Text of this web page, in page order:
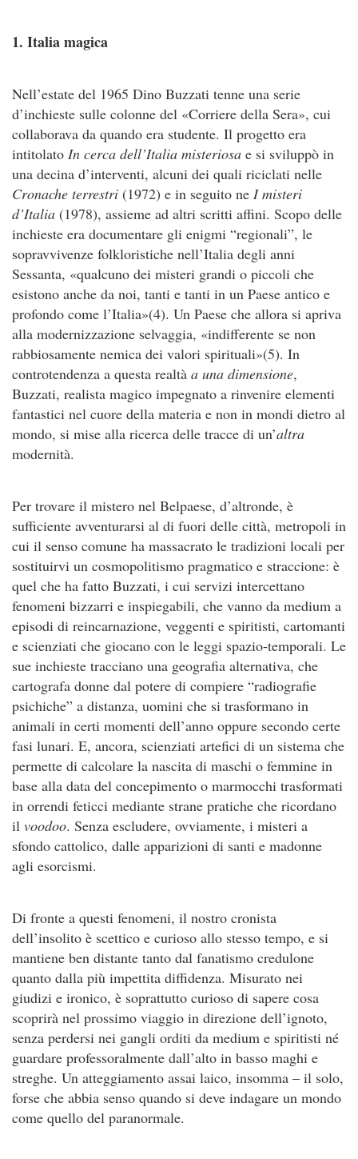
1. Italia magica
Nell’estate del 1965 Dino Buzzati tenne una serie
d’inchieste sulle colonne del «Corriere della Sera», cui
collaborava da quando era studente. Il progetto era
intitolato In cerca dell’Italia misteriosa e si sviluppò in
una decina d’interventi, alcuni dei quali riciclati nelle
Cronache terrestri (1972) e in seguito ne I misteri
d’Italia (1978), assieme ad altri scritti affini. Scopo delle
inchieste era documentare gli enigmi “regionali”, le
sopravvivenze folkloristiche nell’Italia degli anni
Sessanta, «qualcuno dei misteri grandi o piccoli che
esistono anche da noi, tanti e tanti in un Paese antico e
profondo come l’Italia»(4). Un Paese che allora si apriva
alla modernizzazione selvaggia, «indifferente se non
rabbiosamente nemica dei valori spirituali»(5). In
controtendenza a questa realtà a una dimensione,
Buzzati, realista magico impegnato a rinvenire elementi
fantastici nel cuore della materia e non in mondi dietro al
mondo, si mise alla ricerca delle tracce di un’altra
modernità.
Per trovare il mistero nel Belpaese, d’altronde, è
sufficiente avventurarsi al di fuori delle città, metropoli in
cui il senso comune ha massacrato le tradizioni locali per
sostituirvi un cosmopolitismo pragmatico e straccione: è
quel che ha fatto Buzzati, i cui servizi intercettano
fenomeni bizzarri e inspiegabili, che vanno da medium a
episodi di reincarnazione, veggenti e spiritisti, cartomanti
e scienziati che giocano con le leggi spazio-temporali. Le
sue inchieste tracciano una geografia alternativa, che
cartografa donne dal potere di compiere “radiografie
psichiche” a distanza, uomini che si trasformano in
animali in certi momenti dell’anno oppure secondo certe
fasi lunari. E, ancora, scienziati artefici di un sistema che
permette di calcolare la nascita di maschi o femmine in
base alla data del concepimento o marmocchi trasformati
in orrendi feticci mediante strane pratiche che ricordano
il voodoo. Senza escludere, ovviamente, i misteri a
sfondo cattolico, dalle apparizioni di santi e madonne
agli esorcismi.
Di fronte a questi fenomeni, il nostro cronista
dell’insolito è scettico e curioso allo stesso tempo, e si
mantiene ben distante tanto dal fanatismo credulone
quanto dalla più impettita diffidenza. Misurato nei
giudizi e ironico, è soprattutto curioso di sapere cosa
scoprirà nel prossimo viaggio in direzione dell’ignoto,
senza perdersi nei gangli orditi da medium e spiritisti né
guardare professoralmente dall’alto in basso maghi e
streghe. Un atteggiamento assai laico, insomma – il solo,
forse che abbia senso quando si deve indagare un mondo
come quello del paranormale.